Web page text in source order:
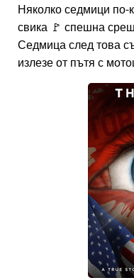
Няколко седмици
свика 🚩 спешна
Седмица след това
излезе от пътя с